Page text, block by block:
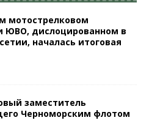
мотострелковом
ЮВО, дислоцированном в
началась итоговая
заместитель
Черноморским флотом